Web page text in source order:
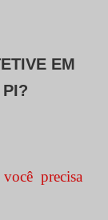
EM
precisa